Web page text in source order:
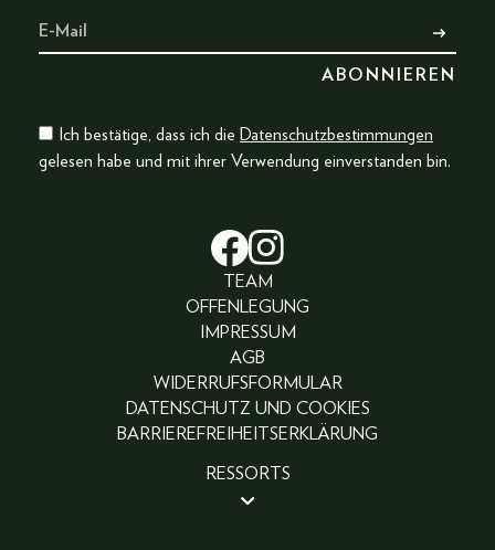
Ich bestätige, dass ich die Datenschutzbestimmungen
gelesen habe und mit ihrer Verwendung einverstanden bin.
TEAM
OFFENLEGUNG
IMPRESSUM
AGB
WIDERRUFSFORMULAR
DATENSCHUTZ UND COOKIES
BARRIEREFREIHEITSERKLÄRUNG
RESSORTS